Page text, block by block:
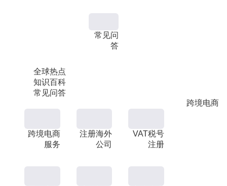
全球热点
知识百科
常见问答
常见问
答
跨境电商
跨境电商
服务
注册海外
公司
VAT税号
注册